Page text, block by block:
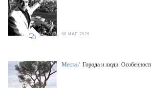
08 МАЯ 2026
Места / Города и люди.